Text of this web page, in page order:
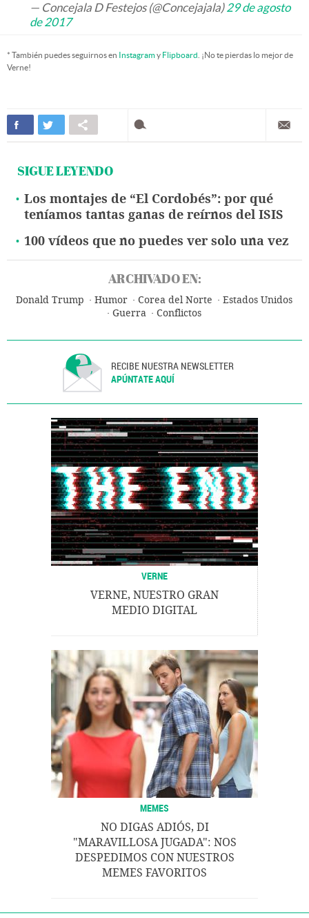
— Concejala D Festejos (@Concejajala)29 de agosto
de 2017
* También puedes seguirnos en Instagramy Flipboard . ¡No te pierdas lo mejor de
Verne!
SIGUE LEYENDO
Los montajes de “El Cordobés”: por qué
teníamos tantas ganas de reírnos del ISIS
100 vídeos que no puedes ver solo una vez
ARCHIVADO EN:
Donald Trump Humor Corea del Norte
Estados Unidos
Guerra
Conflictos
RECIBE NUESTRA NEWSLETTER
APÚNTATE AQUÍ
VERNE
VERNE, NUESTRO GRAN
MEDIO DIGITAL
MEMES
NO DIGAS ADIÓS, DI
"MARAVILLOSA JUGADA": NOS
DESPEDIMOS CON NUESTROS
MEMES FAVORITOS